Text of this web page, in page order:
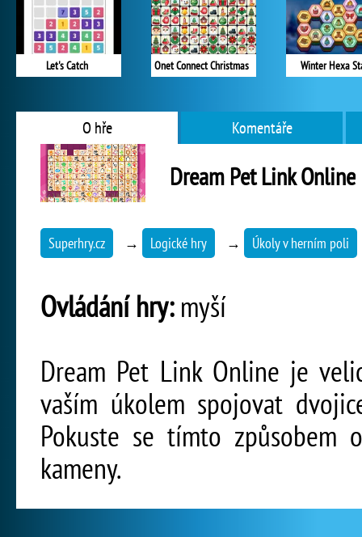
Let's Catch Onet Connect Christmas Winter Hexa
O hře Komentáře
Dream Pet Link Online
Superhry.cz → Logické hry → Úkoly v herním poli
Ovládání hry:myší
Dream Pet Link Online je
vaším úkolem spojovat
Pokuste se tímto způsobem
kameny.